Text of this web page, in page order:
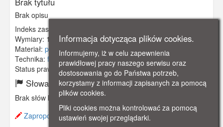
Brak opisu
Indeks zasobu:
Wymiary: 138 x 90 mm
Materiał: pocztówka
Technika: fotografia czarno-biała
Status prawny:Użycie Niekomercyjne
Słowa kluczowe:
Brak słów kluczowych
Zaproponuj zmianę opisu.
Informacja dotycząca plików cookies.
Informujemy, iż w celu zapewnienia
prawidłowej pracy naszego serwisu oraz
dostosowania go do Państwa potrzeb,
korzystamy z informacji zapisanych za pomocą
plików cookies.
Pliki cookies można kontrolować za pomocą
ustawień swojej przeglądarki.